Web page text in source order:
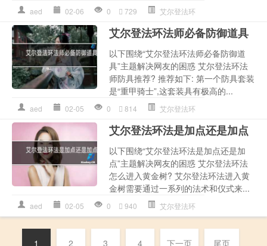
aed 02-06 0 729 艾尔登法环
艾尔登法环法师必备防御道具
以下围绕“艾尔登法环法师必备防御道
具”主题解决网友的困惑 艾尔登法环法
师防具推荐? 推荐如下: 第一个防具套装
是“重甲骑士”,这套装具有极高的...
aed 02-05 0 814 艾尔登法环
艾尔登法环法是加点还是加点
以下围绕“艾尔登法环法是加点还是加
点”主题解决网友的困惑 艾尔登法环法
怎么进入黄金树? 艾尔登法环法进入黄
金树需要通过一系列的法术和仪式来...
aed 02-05 0 940 艾尔登法环
1 2 3 4 下一页 尾页